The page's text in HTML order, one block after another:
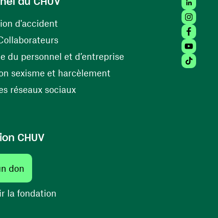
d'accident(ouvre une nouvelle fenêtre)
(ouvre une nouvelle fenêtre)
du personnel et d’entreprise(ouvre une nouvelle
sexisme et harcèlement(ouvre une nouvelle
réseaux sociaux(ouvre une nouvelle fenêtre)
CHUV
don(ouvre une nouvelle fenêtre)
la fondation(ouvre une nouvelle fenêtre)
Tiktok